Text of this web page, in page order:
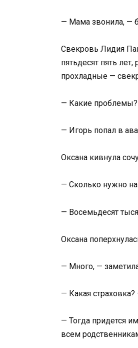
— Мама звонила, —
Свекровь Лидия
пятьдесят пять
прохладные —
— Какие проблемы?
— Игорь попал в
Оксана кивнула
— Сколько нужно
— Восемьдесят
Оксана
— Много, —
— Какая
— Тогда придется
всем